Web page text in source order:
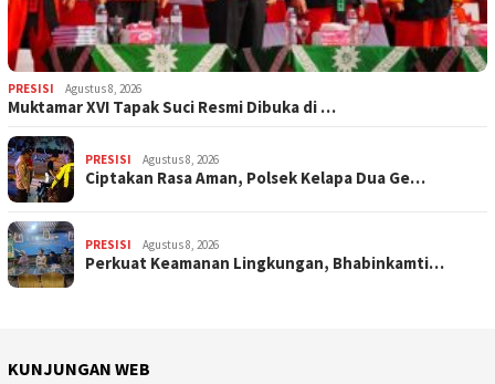
PRESISI Agustus 8, 2026
Muktamar XVI Tapak Suci Resmi Dibuka di …
PRESISI Agustus 8, 2026
Ciptakan Rasa Aman, Polsek Kelapa Dua Ge…
PRESISI Agustus 8, 2026
Perkuat Keamanan Lingkungan, Bhabinkamti…
KUNJUNGAN WEB